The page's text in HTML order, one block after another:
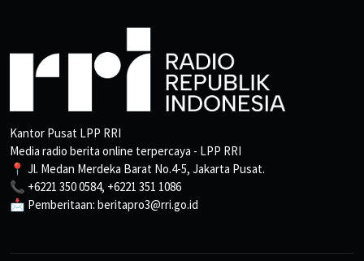
Kantor Pusat LPP RRI
Media radio berita online terpercaya - LPP RRI
📍 Jl. Medan Merdeka Barat No.4-5, Jakarta Pusat.
📞 +6221 350 0584, +6221 351 1086
📩 Pemberitaan: beritapro3@rri.go.id